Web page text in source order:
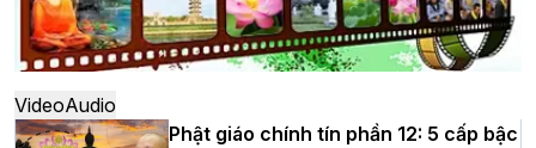
Hà Nội: Ngày tu học cuối cùng khép lại
khóa sinh hoạt Phật pháp mùa hè lần
thứ XIV tại chùa Bằng
VideoAudio
Phật giáo chính tín phần 12: 5 cấp bậc